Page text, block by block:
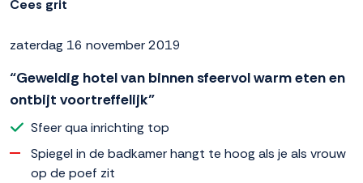
Cees grit
zaterdag 16 november 2019
“Geweldig hotel van binnen sfeervol warm eten en
ontbijt voortreffelijk”
Sfeer qua inrichting top
Spiegel in de badkamer hangt te hoog als je als vrouw
op de poef zit